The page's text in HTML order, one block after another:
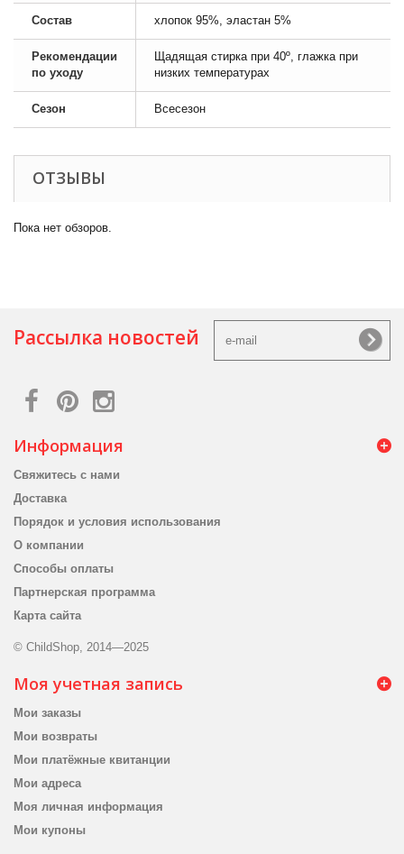
Состав хлопок 95%, эластан 5%
Рекомендации
по уходу
Щадящая стирка при 40º, глажка при
низких температурах
Сезон Всесезон
ОТЗЫВЫ
Пока нет обзоров.
Рассылка новостей
Информация
Свяжитесь с нами
Доставка
Порядок и условия использования
О компании
Способы оплаты
Партнерская программа
Карта сайта
© ChildShop, 2014—2025
Моя учетная запись
Мои заказы
Мои возвраты
Мои платёжные квитанции
Мои адреса
Моя личная информация
Мои купоны